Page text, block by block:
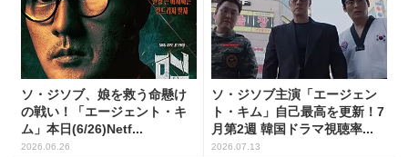
ソ・ジソブ、娘を救う命懸け
の戦い！「エージェント・キ
ム」本日(6/26)Netf...
2026.06.26
ソ・ジソブ主演「エージェン
ト・キム」自己最高を更新！7
月第2週 韓国ドラマ視聴率...
2026.07.13